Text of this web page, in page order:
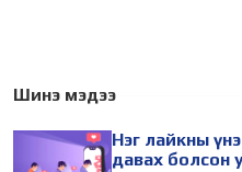
өдөр зохион
холбогдуулан Нийслэлийн
Шинэ мэдээ
Нэг лайкны
давах болсон